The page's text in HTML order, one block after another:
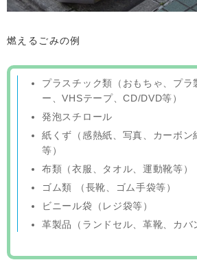
燃えるごみの例
プラスチック類（おもちゃ、プラ
ー、VHSテープ、CD/DVD等）
発泡スチロール
紙くず（感熱紙、写真、カーボン
等）
布類（衣服、タオル、運動靴等）
ゴム類 （長靴、ゴム手袋等）
ビニール袋（レジ袋等）
革製品（ランドセル、革靴、カバ